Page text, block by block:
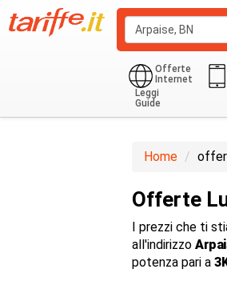
Offerte
Internet
Leggi
Guide
Monoraria
Home
Offerte
I prezzi che ti
all'indirizzo
potenza pari a